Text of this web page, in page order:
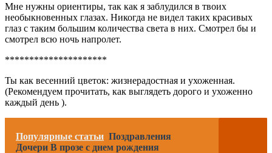
Мне нужны ориентиры, так как я заблудился в твоих
необыкновенных глазах. Никогда не видел таких красивых
глаз с таким большим количества света в них. Смотрел бы и
смотрел всю ночь напролет.
*********************
Ты как весенний цветок: жизнерадостная и ухоженная.
(Рекомендуем прочитать, как выглядеть дорого и ухоженно
каждый день ).
Популярные статьи Поздравления
Дочери В прозе с днем рождения